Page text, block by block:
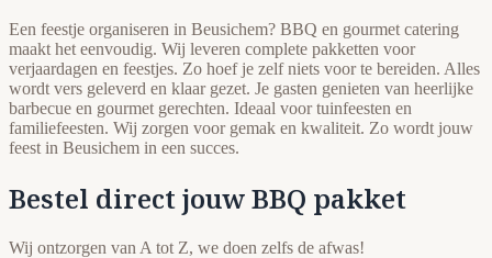
Een feestje organiseren in Beusichem? BBQ en gourmet catering
maakt het eenvoudig. Wij leveren complete pakketten voor
verjaardagen en feestjes. Zo hoef je zelf niets voor te bereiden. Alles
wordt vers geleverd en klaar gezet. Je gasten genieten van heerlijke
barbecue en gourmet gerechten. Ideaal voor tuinfeesten en
familiefeesten. Wij zorgen voor gemak en kwaliteit. Zo wordt jouw
feest in Beusichem in een succes.
Bestel direct jouw BBQ pakket
Wij ontzorgen van A tot Z, we doen zelfs de afwas!